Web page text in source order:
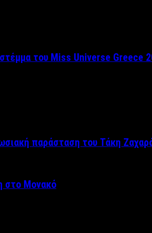
του Miss Universe Greece
παράσταση του Τάκη
στο Μονακό